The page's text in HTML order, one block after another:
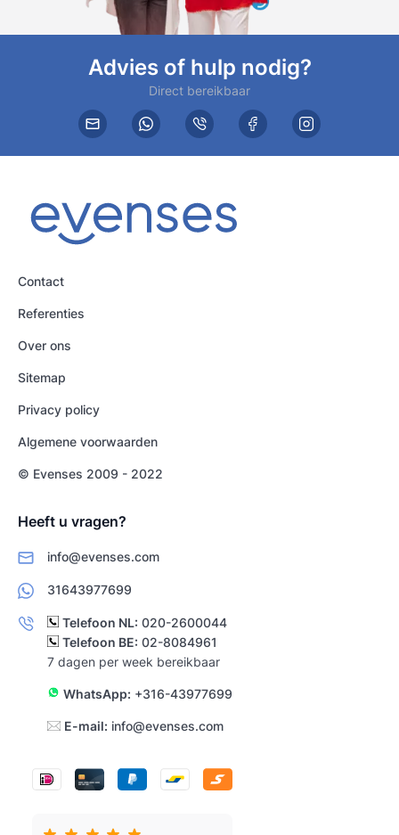
Advies of hulp nodig?
Direct bereikbaar
Contact
Referenties
Over ons
Sitemap
Privacy policy
Algemene voorwaarden
© Evenses 2009 - 2022
Heeft u vragen?
info@evenses.com
31643977699
Telefoon NL: 020-2600044
Telefoon BE: 02-8084961
7 dagen per week bereikbaar
WhatsApp: +316-43977699
E-mail: info@evenses.com